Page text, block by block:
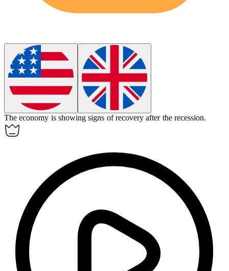
The economy is showing signs ofrecovery after the recession.